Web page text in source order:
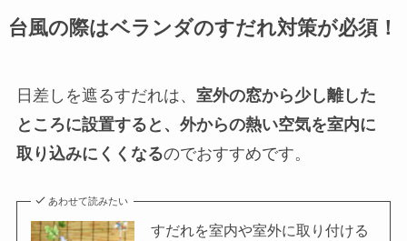
台風の際はベランダのすだれ対策が必須！
日差しを遮るすだれは、 室外の窓から少し離した
ところに設置すると、外からの熱い空気を室内に
取り込みにくくなるのでおすすめです。
あわせて読みたい
すだれを室内や室外に取り付ける